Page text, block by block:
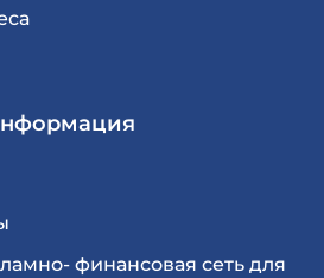
финансовая сеть для